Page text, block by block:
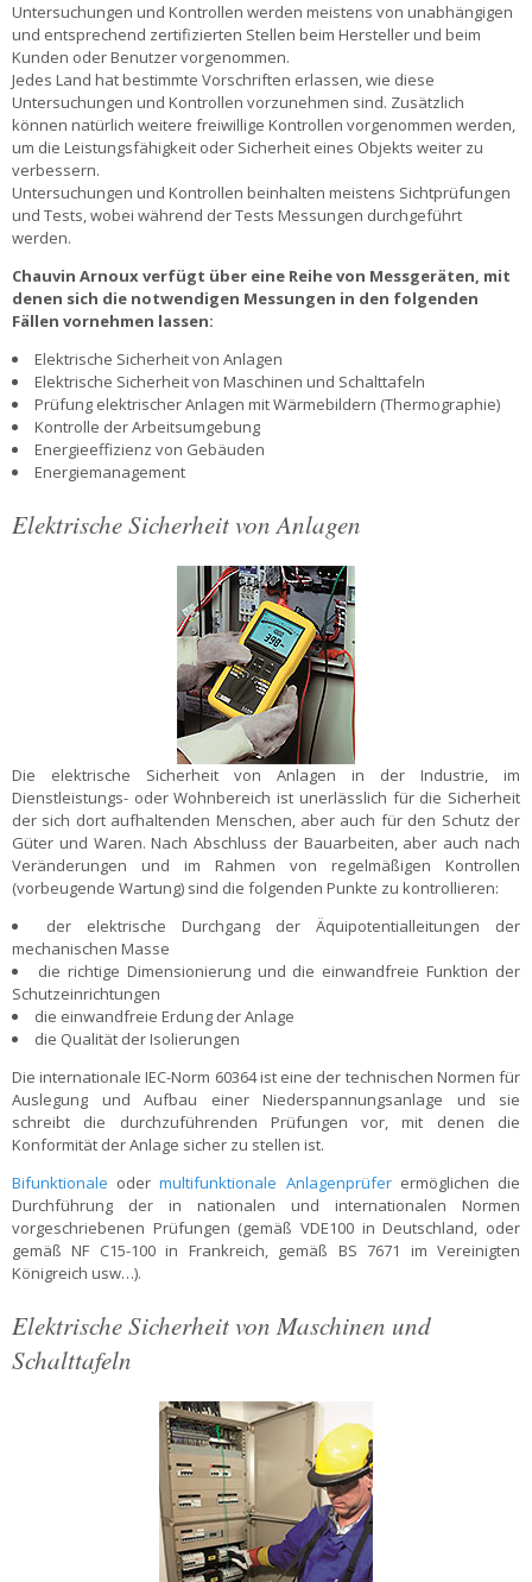
Untersuchungen und Kontrollen werden meistens von unabhängigen
und entsprechend zertifizierten Stellen beim Hersteller und beim
Kunden oder Benutzer vorgenommen.
Jedes Land hat bestimmte Vorschriften erlassen, wie diese
Untersuchungen und Kontrollen vorzunehmen sind. Zusätzlich
können natürlich weitere freiwillige Kontrollen vorgenommen werden,
um die Leistungsfähigkeit oder Sicherheit eines Objekts weiter zu
verbessern.
Untersuchungen und Kontrollen beinhalten meistens Sichtprüfungen
und Tests, wobei während der Tests Messungen durchgeführt
werden.
Chauvin Arnoux verfügt über eine Reihe von Messgeräten, mit
denen sich die notwendigen Messungen in den folgenden
Fällen vornehmen lassen:
Elektrische Sicherheit von Anlagen
Elektrische Sicherheit von Maschinen und Schalttafeln
Prüfung elektrischer Anlagen mit Wärmebildern (Thermographie)
Kontrolle der Arbeitsumgebung
Energieeffizienz von Gebäuden
Energiemanagement
Elektrische Sicherheit von Anlagen
Die elektrische Sicherheit von Anlagen in der Industrie, im
Dienstleistungs- oder Wohnbereich ist unerlässlich für die Sicherheit
der sich dort aufhaltenden Menschen, aber auch für den Schutz der
Güter und Waren. Nach Abschluss der Bauarbeiten, aber auch nach
Veränderungen und im Rahmen von regelmäßigen Kontrollen
(vorbeugende Wartung) sind die folgenden Punkte zu kontrollieren:
der elektrische Durchgang der Äquipotentialleitungen der
mechanischen Masse
die richtige Dimensionierung und die einwandfreie Funktion der
Schutzeinrichtungen
die einwandfreie Erdung der Anlage
die Qualität der Isolierungen
Die internationale IEC-Norm 60364 ist eine der technischen Normen für
Auslegung und Aufbau einer Niederspannungsanlage und sie
schreibt die durchzuführenden Prüfungen vor, mit denen die
Konformität der Anlage sicher zu stellen ist.
Bifunktionale odermultifunktionale Anlagenprüferermöglichen die
Durchführung der in nationalen und internationalen Normen
vorgeschriebenen Prüfungen (gemäß VDE100 in Deutschland, oder
gemäß NF C15-100 in Frankreich, gemäß BS 7671 im Vereinigten
Königreich usw…).
Elektrische Sicherheit von Maschinen und
Schalttafeln